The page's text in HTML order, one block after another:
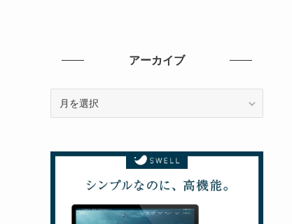
アーカイブ
ブ